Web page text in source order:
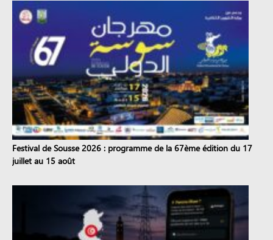
Festival de Sousse 2026 : programme de la 67ème édition du 17
juillet au 15 août